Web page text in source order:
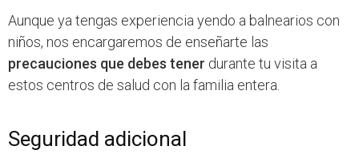
Aunque ya tengas experiencia yendo a balnearios con
niños, nos encargaremos de enseñarte las
precauciones que debes tener durante tu visita a
estos centros de salud con la familia entera.
Seguridad adicional